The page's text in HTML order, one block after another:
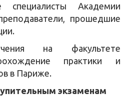
специалисты Академии
прошедшие
на факультете
практики и
в Париже.
экзаменам